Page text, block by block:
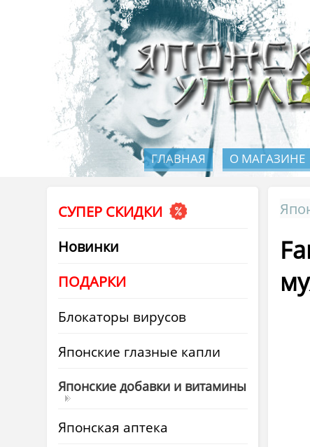
ГЛАВНАЯ О МАГАЗИНЕ
СУПЕР СКИДКИ
Новинки
ПОДАРКИ
Блокаторы вирусов
Японские глазные капли
Японские добавки и витамины
Японская аптека